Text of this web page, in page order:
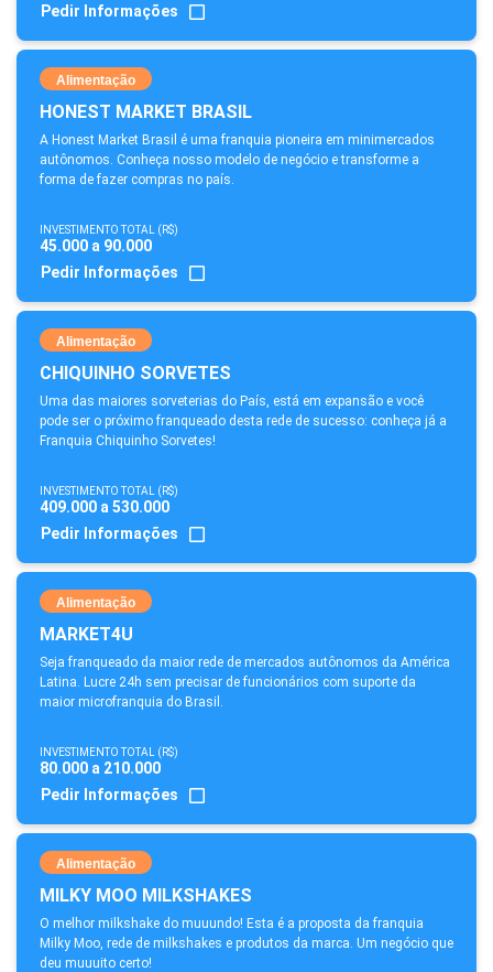
Pedir Informações
Alimentação
HONEST MARKET BRASIL
A Honest Market Brasil é uma franquia pioneira em minimercados
autônomos. Conheça nosso modelo de negócio e transforme a
forma de fazer compras no país.
INVESTIMENTO TOTAL (R$)
45.000 a 90.000
Pedir Informações
Alimentação
CHIQUINHO SORVETES
Uma das maiores sorveterias do País, está em expansão e você
pode ser o próximo franqueado desta rede de sucesso: conheça já a
Franquia Chiquinho Sorvetes!
INVESTIMENTO TOTAL (R$)
409.000 a 530.000
Pedir Informações
Alimentação
MARKET4U
Seja franqueado da maior rede de mercados autônomos da América
Latina. Lucre 24h sem precisar de funcionários com suporte da
maior microfranquia do Brasil.
INVESTIMENTO TOTAL (R$)
80.000 a 210.000
Pedir Informações
Alimentação
MILKY MOO MILKSHAKES
O melhor milkshake do muuundo! Esta é a proposta da franquia
Milky Moo, rede de milkshakes e produtos da marca. Um negócio que
deu muuuito certo!